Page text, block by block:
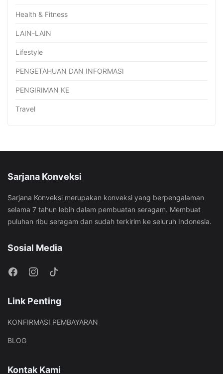
Health & Fitness
LAIN-LAIN
Lifestyle
PENGETAHUAN DAN INFORMASI
PENGIRIMAN KE
Travel
Sarjana Konveksi
Sarjana Konveksi merupakan konveksi yang berpengalaman
selama 7 tahun lebih dalam pembuatan seragam. Membuat
puluhan ribu seragam dan sudah terkirim ke seluruh Indonesia.
Sosial Media
Link Penting
KONFIRMASI PEMBAYARAN
BLOG
Kontak Kami